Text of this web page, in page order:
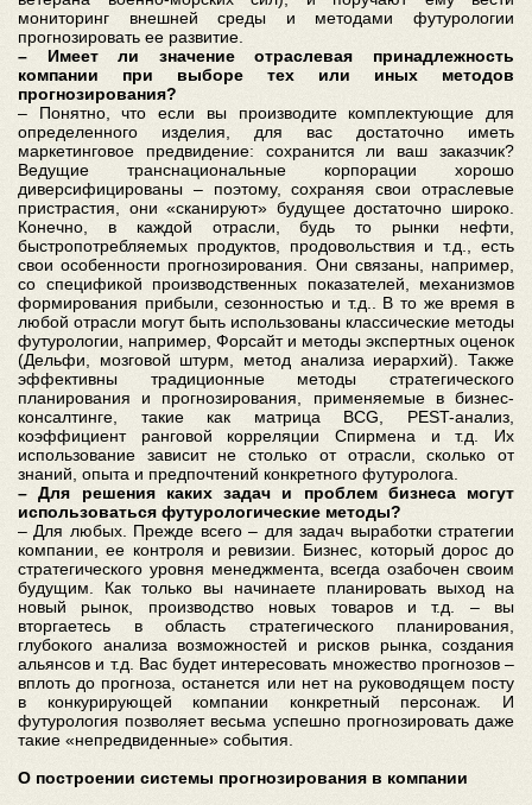
мониторинг внешней среды и методами футурологии
прогнозировать ее развитие.
– Имеет ли значение отраслевая принадлежность
компании при выборе тех или иных методов
прогнозирования?
– Понятно, что если вы производите комплектующие для
определенного изделия, для вас достаточно иметь
маркетинговое предвидение: сохранится ли ваш заказчик?
Ведущие транснациональные корпорации хорошо
диверсифицированы – поэтому, сохраняя свои отраслевые
пристрастия, они «сканируют» будущее достаточно широко.
Конечно, в каждой отрасли, будь то рынки нефти,
быстропотребляемых продуктов, продовольствия и т.д., есть
свои особенности прогнозирования. Они связаны, например,
со спецификой производственных показателей, механизмов
формирования прибыли, сезонностью и т.д.. В то же время в
любой отрасли могут быть использованы классические методы
футурологии, например, Форсайт и методы экспертных оценок
(Дельфи, мозговой штурм, метод анализа иерархий). Также
эффективны традиционные методы стратегического
планирования и прогнозирования, применяемые в бизнес-
консалтинге, такие как матрица BCG, PEST-анализ,
коэффициент ранговой корреляции Спирмена и т.д. Их
использование зависит не столько от отрасли, сколько от
знаний, опыта и предпочтений конкретного футуролога.
– Для решения каких задач и проблем бизнеса могут
использоваться футурологические методы?
– Для любых. Прежде всего – для задач выработки стратегии
компании, ее контроля и ревизии. Бизнес, который дорос до
стратегического уровня менеджмента, всегда озабочен своим
будущим. Как только вы начинаете планировать выход на
новый рынок, производство новых товаров и т.д. – вы
вторгаетесь в область стратегического планирования,
глубокого анализа возможностей и рисков рынка, создания
альянсов и т.д. Вас будет интересовать множество прогнозов –
вплоть до прогноза, останется или нет на руководящем посту
в конкурирующей компании конкретный персонаж. И
футурология позволяет весьма успешно прогнозировать даже
такие «непредвиденные» события.
О построении системы прогнозирования в компании